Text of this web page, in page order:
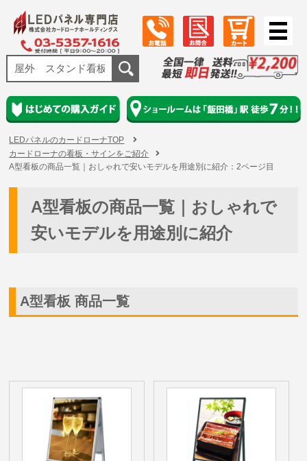
LEDパネルのカードローナTOP
カードローナの看板・サインをご紹介
A型看板の商品一覧｜おしゃれで安いモデルを用途別に紹介：2ページ目
A型看板の商品一覧｜おしゃれで
安いモデルを用途別に紹介
A型看板 商品一覧